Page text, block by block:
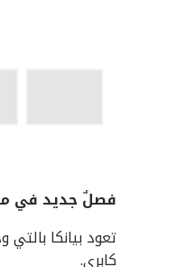
فصلٌ جديد في
تعود بيانكا
كابري.